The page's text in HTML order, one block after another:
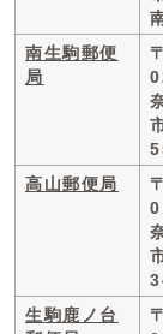
南生駒郵便
局
高山郵便局
生駒鹿ノ台